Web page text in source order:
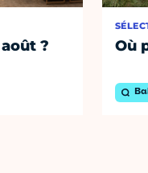
? Où